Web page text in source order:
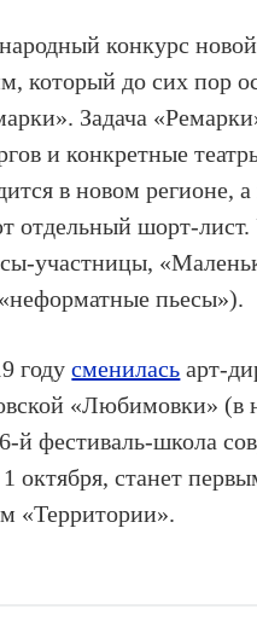
конкурс новой
который до сих пор
Задача
и конкретные
в новом регионе,
отдельный шорт-
участницы,
пьесы»).
годусменилась арт-
«Любимовки» (в
й фестиваль-школа
1 октября, станет
«Территории».